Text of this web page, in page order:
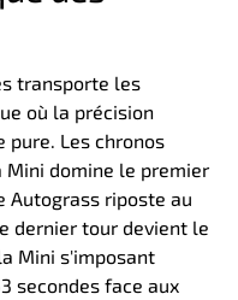
transporte les
où la précision
pure. Les chronos
domine le premier
Autograss riposte au
dernier tour devient le
Mini s'imposant
secondes face aux